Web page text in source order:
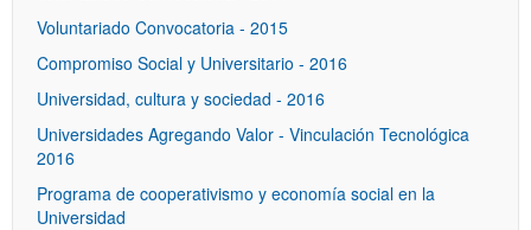
Voluntariado Convocatoria - 2015
Compromiso Social y Universitario - 2016
Universidad, cultura y sociedad - 2016
Universidades Agregando Valor - Vinculación Tecnológica
2016
Programa de cooperativismo y economía social en la
Universidad